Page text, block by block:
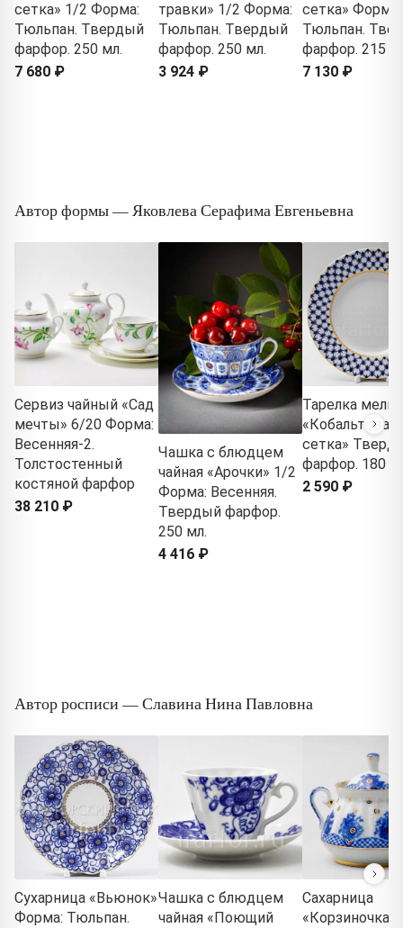
сетка» 1/2 Форма:
Тюльпан. Твердый
фарфор. 250 мл.
7 680 ₽
травки» 1/2 Форма:
Тюльпан. Твердый
фарфор. 250 мл.
3 924 ₽
сетка» Форма:
Тюльпан.
фарфор. 215
7 130 ₽
Автор формы — Яковлева Серафима Евгеньевна
Сервиз чайный «Сад
мечты» 6/20 Форма:
Весенняя-2.
Толстостенный
костяной фарфор
38 210 ₽
Чашка с блюдцем
чайная «Арочки» 1/2
Форма: Весенняя.
Твердый фарфор.
250 мл.
4 416 ₽
Тарелка
«Кобальтовая
сетка»
фарфор. 180
2 590 ₽
Автор росписи — Славина Нина Павловна
Сухарница «Вьюнок»
Форма: Тюльпан.
Чашка с блюдцем
чайная «Поющий
Сахарница
«Корзиночка»